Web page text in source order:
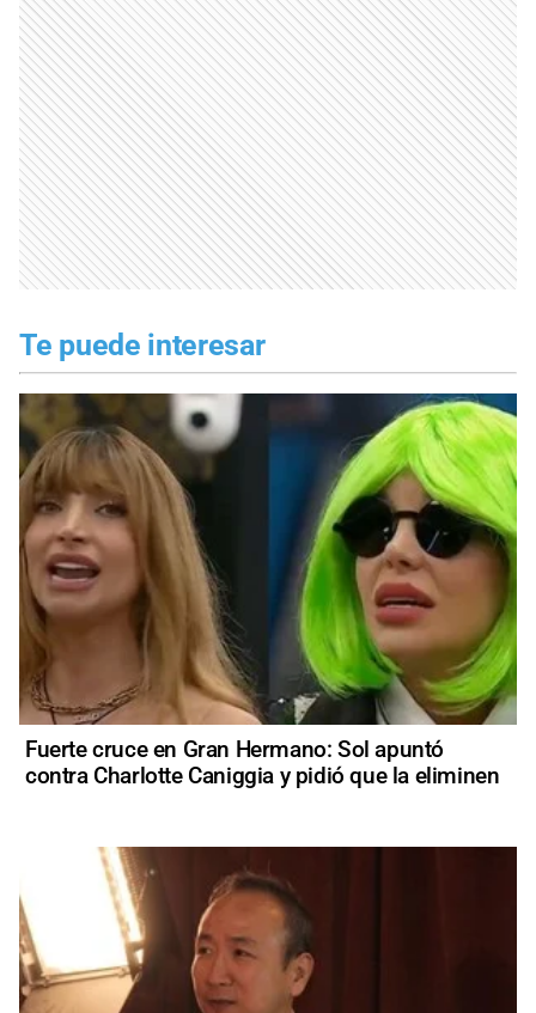
Te puede interesar
Fuerte cruce en Gran Hermano: Sol apuntó
contra Charlotte Caniggia y pidió que la eliminen